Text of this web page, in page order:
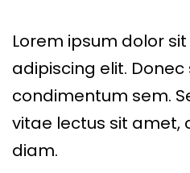
Lorem ipsum dolor
adipiscing elit.
condimentum sem.
vitae lectus sit amet,
diam.